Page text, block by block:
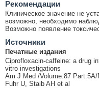
Рекомендации
Клиническое значение не
возможно, необходимо
Возможно появление
Источники
Печатные издания
Ciprofloxacin-caffeine: a drug
vitro investigations
Am J Med /Volume:87
Fuhr U, Staib AH et al